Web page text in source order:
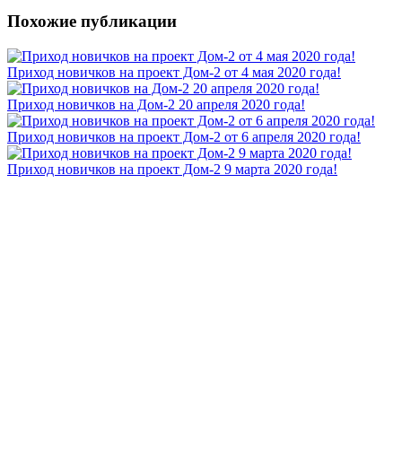
Похожие публикации
Приход новичков на проект Дом-2 от 4 мая 2020 года!
Приход новичков на Дом-2 20 апреля 2020 года!
Приход новичков на проект Дом-2 от 6 апреля 2020 года!
Приход новичков на проект Дом-2 9 марта 2020 года!